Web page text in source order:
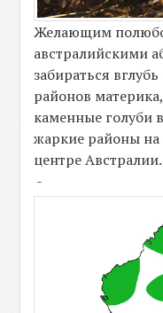
Желающим
австралийскими
забираться
районов
каменные голуби
жаркие районы на
центре Австралии.
-